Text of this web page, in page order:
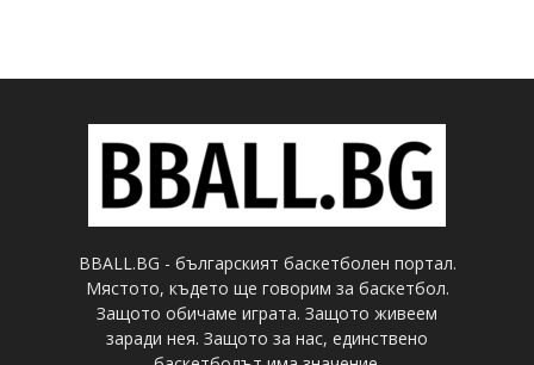
BBALL.BG - българският баскетболен портал.
Мястото, където ще говорим за баскетбол.
Защото обичаме играта. Защото живеем
заради нея. Защото за нас, единствено